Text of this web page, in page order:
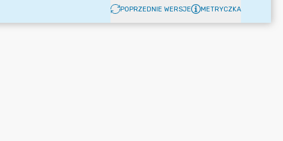
POPRZEDNIE WERSJE METRYCZKA